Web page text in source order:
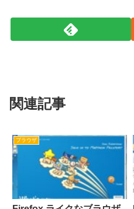
関連記事
ブラウザ